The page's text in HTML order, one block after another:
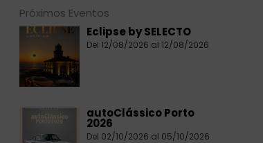
Próximos Eventos
Eclipse by SELECTO
Del 12/08/2026 al 12/08/2026
autoClássico Porto
2026
Del 02/10/2026 al 05/10/2026